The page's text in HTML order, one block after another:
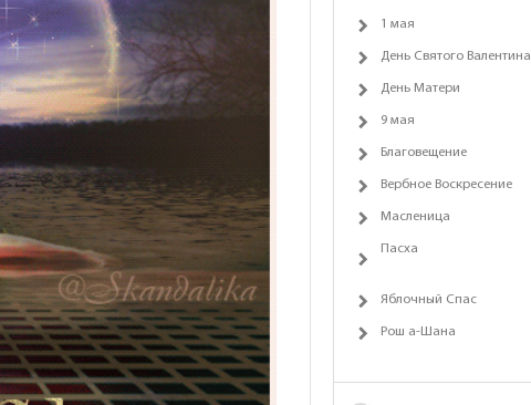
1 мая
День Святого Валентина
День Матери
9 мая
Благовещение
Вербное Воскресение
Масленица
Пасха
Яблочный Спас
Рош а-Шана